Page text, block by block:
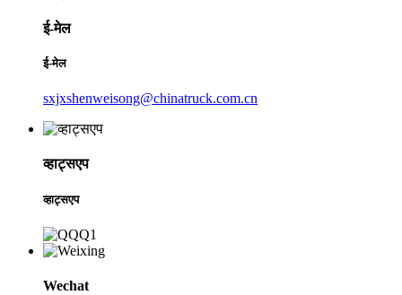
ई-मेल
ई-मेल
sxjxshenweisong@chinatruck.com.cn
व्हाट्सएप
व्हाट्सएप
Wechat